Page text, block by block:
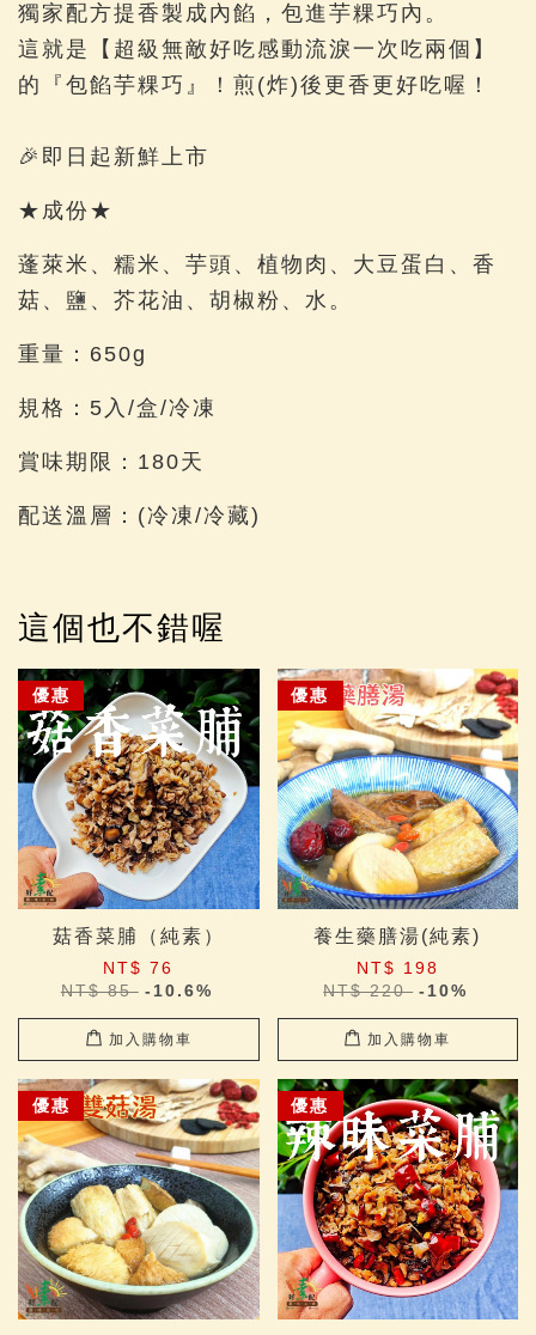
獨家配方提香製成內餡，包進芋粿巧內。
這就是【超級無敵好吃感動流淚一次吃兩個】
的『包餡芋粿巧』！煎(炸)後更香更好吃喔！
🎉即日起新鮮上市
★成份★
蓬萊米、糯米、芋頭、植物肉、大豆蛋白、香
菇、鹽、芥花油、胡椒粉、水。
重量：650g
規格：5入/盒/冷凍
賞味期限：180天
配送溫層：(冷凍/冷藏)
這個也不錯喔
優惠
菇香菜脯（純素）
NT$ 76
NT$ 85 -10.6%
加入購物車
優惠
養生藥膳湯(純素)
NT$ 198
NT$ 220 -10%
加入購物車
優惠 優惠